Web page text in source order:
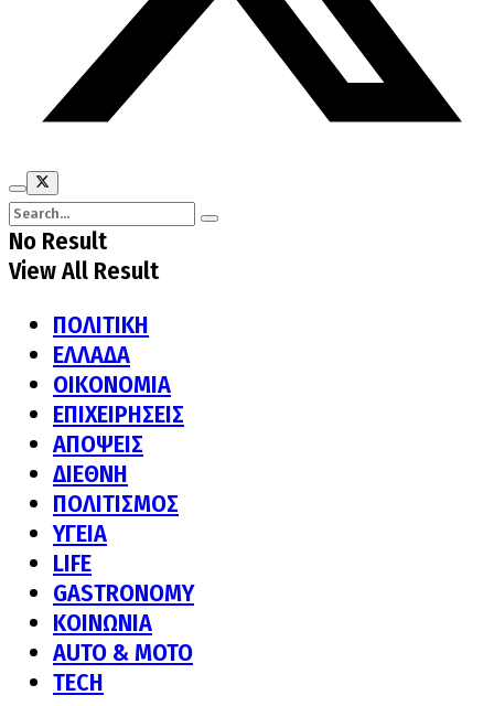
No Result
View All Result
ΠΟΛΙΤΙΚΗ
ΕΛΛΑΔΑ
ΟΙΚΟΝΟΜΙΑ
ΕΠΙΧΕΙΡΗΣΕΙΣ
ΑΠΟΨΕΙΣ
ΔΙΕΘΝΗ
ΠΟΛΙΤΙΣΜΟΣ
ΥΓΕΙΑ
LIFE
GASTRONOMY
ΚΟΙΝΩΝΙΑ
AUTO & MOTO
TECH